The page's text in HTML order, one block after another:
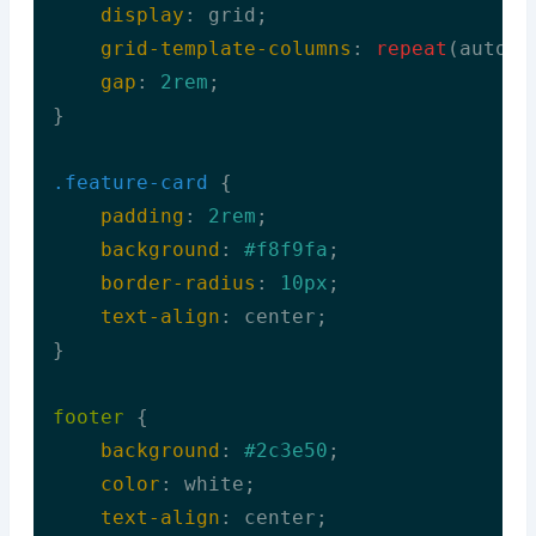
display : grid;
grid-template-columns : repeat (auto-
gap : 2rem ;
}
.feature-card
{
padding : 2rem ;
background : #f8f9fa ;
border-radius : 10px ;
text-align : center;
}
footer {
background : #2c3e50 ;
color : white;
text-align : center;